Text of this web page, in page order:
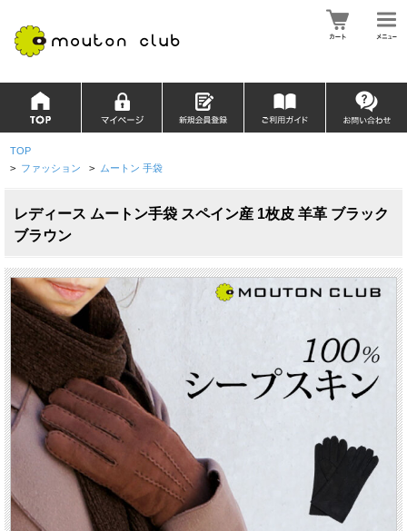
TOP
> ファッション > ムートン 手袋
レディース ムートン手袋 スペイン産 1枚皮 羊革 ブラック
ブラウン